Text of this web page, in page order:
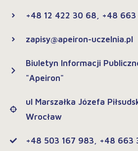
+48 12 422 30 68, +48
zapisy@apeiron-uczelnia.pl
Biuletyn Informacji
"Apeiron"
ul Marszałka Józefa
Wrocław
+48 503 167 983, +48 663